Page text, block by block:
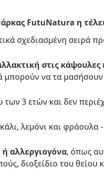
FutuNatura η
σχεδιασμένη σειρά
στις κάψουλες
να τα μασήσουν
των 3 ετών και δεν
λεμόνι και φράουλα
αλλεργιογόνα, όπως
διοξείδιο του θείου